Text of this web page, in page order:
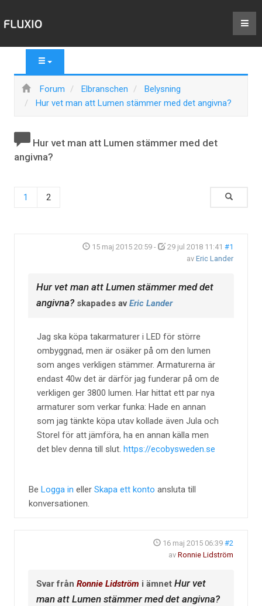
Forum Elbranschen
Belysning
Hur vet man att Lumen stämmer med det angivna?
Hur vet man att Lumen stämmer med det
angivna?
1 2
15 maj 2015 20:59 - 29 jul 2018 11:41 #1
av Eric Lander
Hur vet man att Lumen stämmer med det
angivna? skapades avEric Lander
Jag ska köpa takarmaturer i LED för större
ombyggnad, men är osäker på om den lumen
som anges verkligen stämmer. Armaturerna är
endast 40w det är därför jag funderar på om de
verkligen ger 3800 lumen. Har hittat ett par nya
armaturer som verkar funka: Hade en annan
som jag tänkte köpa utav kollade även Jula och
Storel för att jämföra, ha en annan källa men
det blev denna till slut. https://ecobysweden.se
Be Logga in eller Skapa ett konto ansluta till
konversationen.
16 maj 2015 06:39 #2
av Ronnie Lidström
Svar från Ronnie Lidström i ämnet Hur vet
man att Lumen stämmer med det angivna?